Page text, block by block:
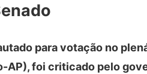
para votação no
AP), foi criticado pelo